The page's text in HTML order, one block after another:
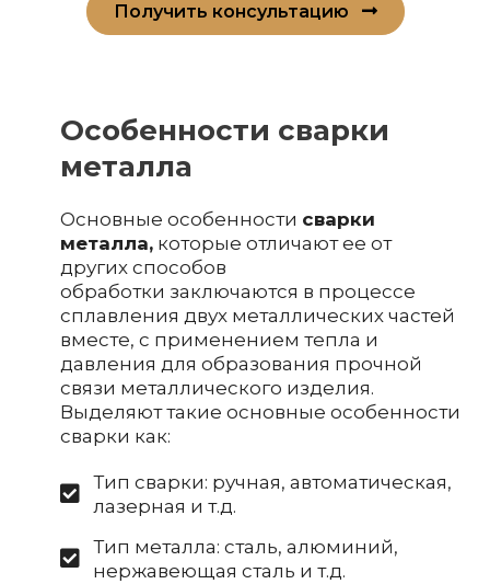
Получить консультацию
Особенности сварки
металла
Основные особенности сварки
металла, которые отличают ее от
других способов
обработки заключаются в процессе
сплавления двух металлических частей
вместе, с применением тепла и
давления для образования прочной
связи металлического изделия.
Выделяют такие основные особенности
сварки как:
Тип сварки: ручная, автоматическая,
лазерная и т.д.
Тип металла: сталь, алюминий,
нержавеющая сталь и т.д.